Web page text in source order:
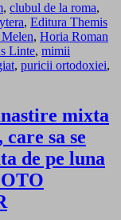
, clubul de la roma,
, Editura Themis
, Horia Roman
Linte, mimii
, puricii ortodoxiei,
mixta
sa se
de pe luna